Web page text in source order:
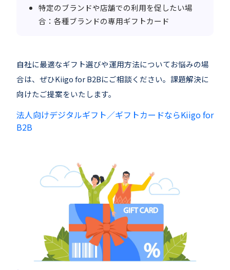
特定のブランドや店舗での利用を促したい場
合：各種ブランドの専用ギフトカード
自社に最適なギフト選びや運用方法についてお悩みの場
合は、ぜひKiigo for B2Bにご相談ください。課題解決に
向けたご提案をいたします。
法人向けデジタルギフト／ギフトカードならKiigo for
B2B